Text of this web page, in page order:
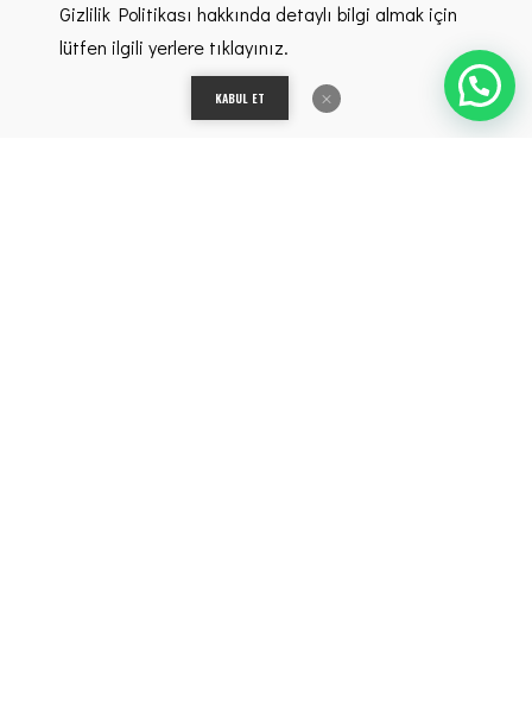
Gizlilik Politikası hakkında detaylı bilgi almak için
lütfen ilgili yerlere tıklayınız.
KABUL ET